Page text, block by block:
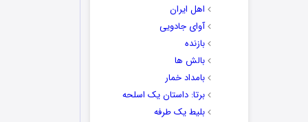
اهل ایران
آوای جادویی
بازنده
بالش ها
بامداد خمار
برتا: داستان یک اسلحه
بلیط یک‌‌ طرفه